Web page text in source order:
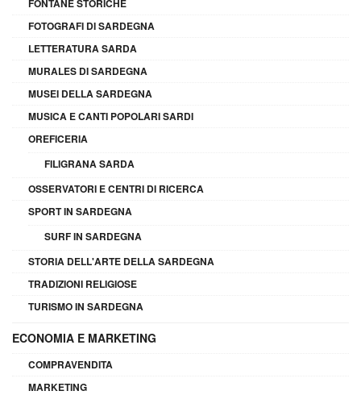
FONTANE STORICHE
FOTOGRAFI DI SARDEGNA
LETTERATURA SARDA
MURALES DI SARDEGNA
MUSEI DELLA SARDEGNA
MUSICA E CANTI POPOLARI SARDI
OREFICERIA
FILIGRANA SARDA
OSSERVATORI E CENTRI DI RICERCA
SPORT IN SARDEGNA
SURF IN SARDEGNA
STORIA DELL'ARTE DELLA SARDEGNA
TRADIZIONI RELIGIOSE
TURISMO IN SARDEGNA
ECONOMIA E MARKETING
COMPRAVENDITA
MARKETING